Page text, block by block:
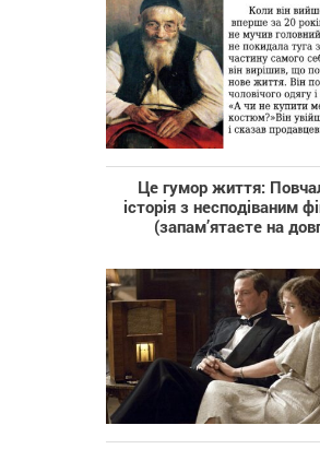
Це гумор життя:
історія з несподіваним
(запам’ятаєте на